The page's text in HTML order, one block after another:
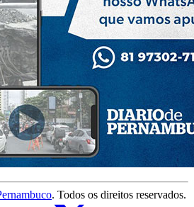
. Todos os direitos reservados.